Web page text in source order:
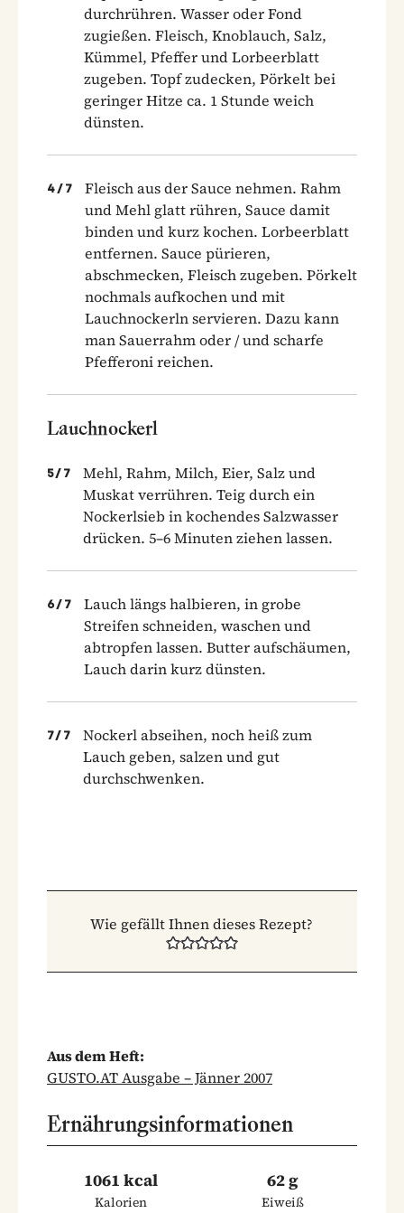
durchrühren. Wasser oder Fond
zugießen. Fleisch, Knoblauch, Salz,
Kümmel, Pfeffer und Lorbeerblatt
zugeben. Topf zudecken, Pörkelt bei
geringer Hitze ca. 1 Stunde weich
dünsten.
4/ 7
Fleisch aus der Sauce nehmen. Rahm
und Mehl glatt rühren, Sauce damit
binden und kurz kochen. Lorbeerblatt
entfernen. Sauce pürieren,
abschmecken, Fleisch zugeben. Pörkelt
nochmals aufkochen und mit
Lauchnockerln servieren. Dazu kann
man Sauerrahm oder / und scharfe
Pfefferoni reichen.
Lauchnockerl
5/ 7
Mehl, Rahm, Milch, Eier, Salz und
Muskat verrühren. Teig durch ein
Nockerlsieb in kochendes Salzwasser
drücken. 5–6 Minuten ziehen lassen.
6/ 7
Lauch längs halbieren, in grobe
Streifen schneiden, waschen und
abtropfen lassen. Butter aufschäumen,
Lauch darin kurz dünsten.
7/ 7
Nockerl abseihen, noch heiß zum
Lauch geben, salzen und gut
durchschwenken.
Wie gefällt Ihnen dieses Rezept?
Aus dem Heft:
GUSTO.AT Ausgabe – Jänner 2007
Ernährungsinformationen
1061 kcal
Kalorien
62 g
Eiweiß